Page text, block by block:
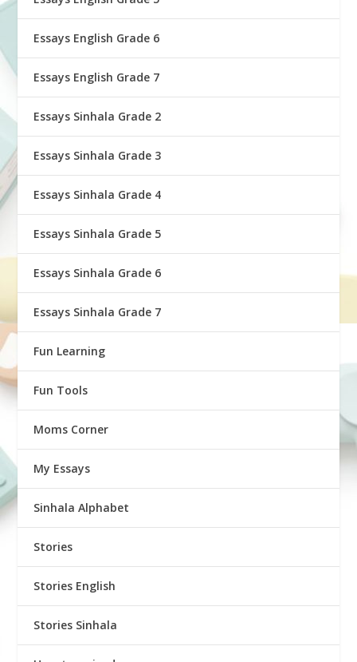
Essays English Grade 6
Essays English Grade 7
Essays Sinhala Grade 2
Essays Sinhala Grade 3
Essays Sinhala Grade 4
Essays Sinhala Grade 5
Essays Sinhala Grade 6
Essays Sinhala Grade 7
Fun Learning
Fun Tools
Moms Corner
My Essays
Sinhala Alphabet
Stories
Stories English
Stories Sinhala